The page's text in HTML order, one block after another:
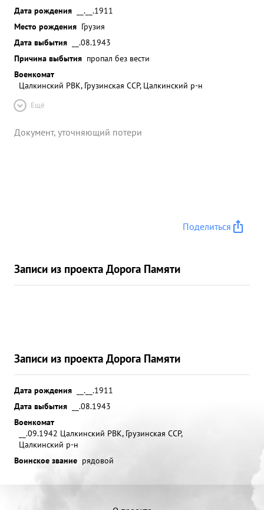
Дата рождения
__.__.1911
Место рождения Грузия
Дата выбытия
__.08.1943
Причина выбытия пропал без вести
Военкомат
Цалкинский РВК, Грузинская ССР, Цалкинский р-н
Ещё
Документ, уточняющий потери
Поделиться
Записи из проекта Дорога Памяти
Записи из проекта Дорога Памяти
Дата рождения
__.__.1911
Дата выбытия
__.08.1943
Военкомат
__.09.1942 Цалкинский РВК, Грузинская ССР,
Цалкинский р-н
Воинское звание рядовой